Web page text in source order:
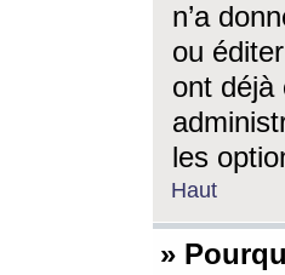
n’a
ou
ont déjà
les
Haut
»